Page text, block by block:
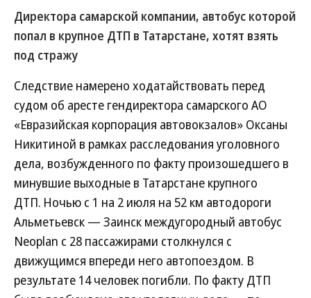
Директора самарской компании, автобус которой
попал в крупное ДТП в Татарстане, хотят взять
под стражу
Следствие намерено ходатайствовать перед
судом об аресте гендиректора самарского АО
«Евразийская корпорация автовокзалов» Оксаны
Никитиной в рамках расследования уголовного
дела, возбужденного по факту произошедшего в
минувшие выходные в Татарстане крупного
ДТП. Ночью с 1 на 2 июля на 52 км автодороги
Альметьевск — Заинск междугородный автобус
Neoplan с 28 пассажирами столкнулся с
движущимся впереди него автопоездом. В
результате 14 человек погибли. По факту ДТП